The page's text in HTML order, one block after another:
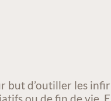
but d’outiller les
ou de fin de vie.